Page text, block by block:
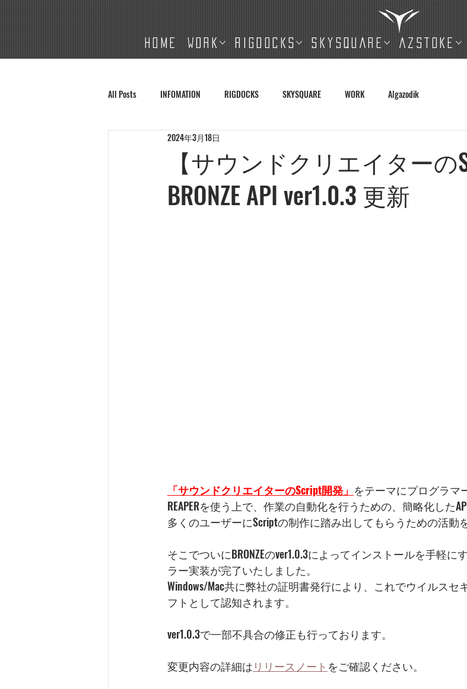
HOME WORK RIGDOCKS SKYSQUARE AZSTOKE
All Posts INFOMATION RIGDOCKS SKYSQUARE WORK Algazodik
【サウンドクリエイターの
BRONZE API ver1.0.3 更新
2024年3月18日
「サウンドクリエイターのScript開発」 をテーマにプログラマ
REAPERを使う上で、作業の自動化を行うための、簡略化したAPI
多くのユーザーにScriptの制作に踏み出してもらうための活動
そこでついにBRONZEのver1.0.3によってインストールを手軽に
ラー実装が完了いたしました。
Windows/Mac共に弊社の証明書発行により、これでウイルス
フトとして認知されます。
ver1.0.3で一部不具合の修正も行っております。
変更内容の詳細はリリースノート をご確認ください。